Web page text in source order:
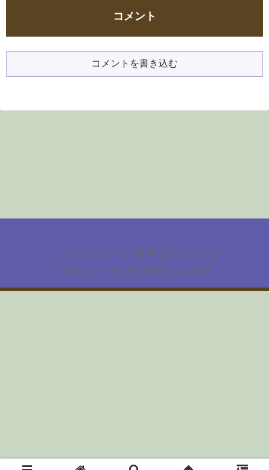
コメント
コメントを書き込む
ロッドビルドが好きな人のブログ
© 2020 ロッドビルドが好きな人のブログ.